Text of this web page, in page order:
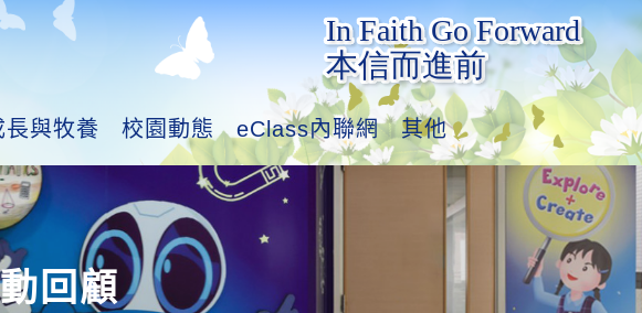
長與牧養 校園動態 eClass內聯網 其他
回顧